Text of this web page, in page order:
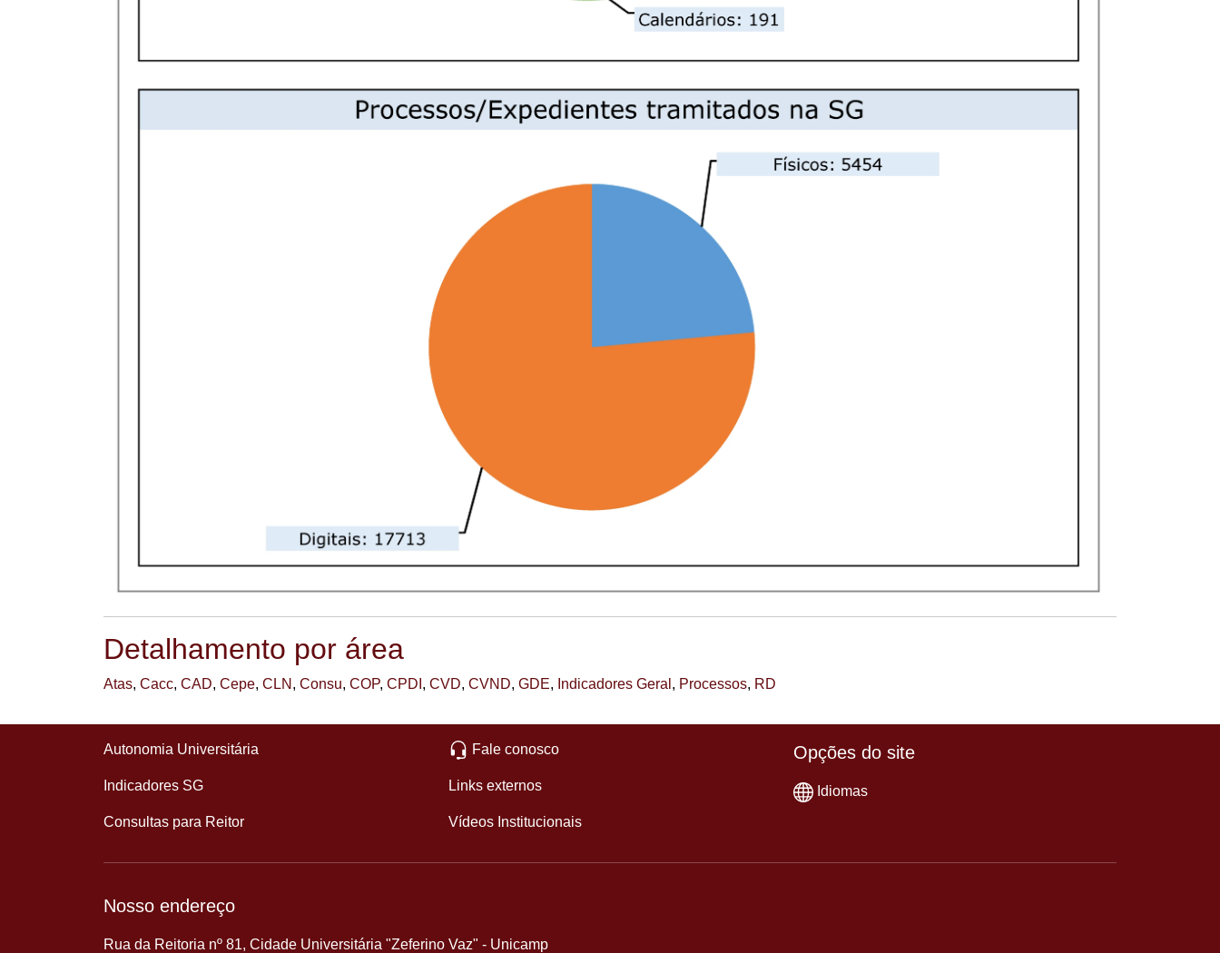
Detalhamento por área
Atas, Cacc, CAD, Cepe, CLN , Consu, COP, CPDI , CVD, CVND, GDE, Indicadores Geral , Processos, RD
Autonomia Universitária
Indicadores SG
Consultas para Reitor
Fale conosco
Links externos
Vídeos Institucionais
Opções do site
Idiomas
Nosso endereço
Rua da Reitoria nº 81, Cidade Universitária "Zeferino Vaz" - Unicamp